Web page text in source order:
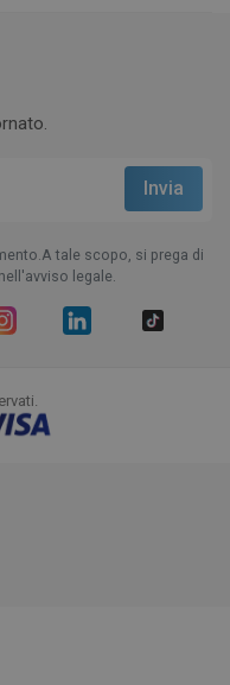
tale scopo, si prega di
legale.